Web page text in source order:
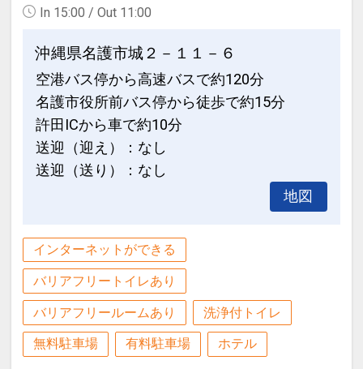
In 15:00 / Out 11:00
沖縄県名護市城２－１１－６
空港バス停から高速バスで約120分
名護市役所前バス停から徒歩で約15分
許田ICから車で約10分
送迎（迎え）：なし
送迎（送り）：なし
地図
インターネットができる
バリアフリートイレあり
バリアフリールームあり 洗浄付トイレ
無料駐車場 有料駐車場 ホテル